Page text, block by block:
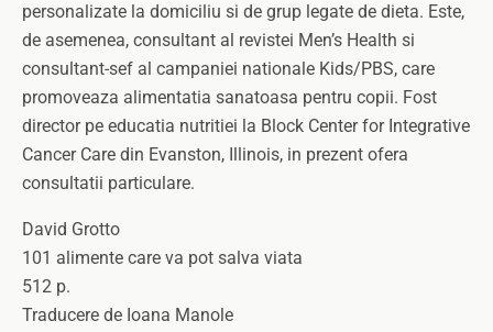
personalizate la domiciliu si de grup legate de dieta. Este,
de asemenea, consultant al revistei Men’s Health si
consultant-sef al campaniei nationale Kids/PBS, care
promoveaza alimentatia sanatoasa pentru copii. Fost
director pe educatia nutritiei la Block Center for Integrative
Cancer Care din Evanston, Illinois, in prezent ofera
consultatii particulare.
David Grotto
101 alimente care va pot salva viata
512 p.
Traducere de Ioana Manole